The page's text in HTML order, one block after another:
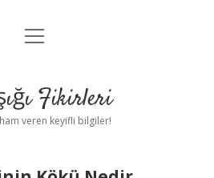
Anasayfa
Yasal Uyarı
menüyü
Fikirleri
veren keyifli bilgiler!